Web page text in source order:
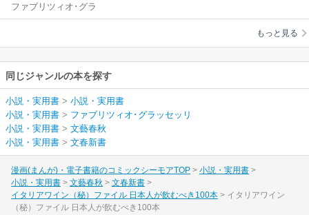
（秘）ファイル 日本
人が飲むべき100本
ファブリツィオ･グラ
ッセッリ
もっと見る
同じジャンルの本を探す
小説・実用書 > 小説・実用書
小説・実用書 > ファブリツィオ･グラッセッリ
小説・実用書 > 文藝春秋
小説・実用書 > 文春新書
漫画(まんが)・電子書籍のコミックシーモアTOP
小説・実用書
小説・実用書
文藝春秋
文春新書
イタリアワイン（秘）ファイル 日本人が飲むべき100本
イタリアワイン
（秘）ファイル 日本人が飲むべき100本